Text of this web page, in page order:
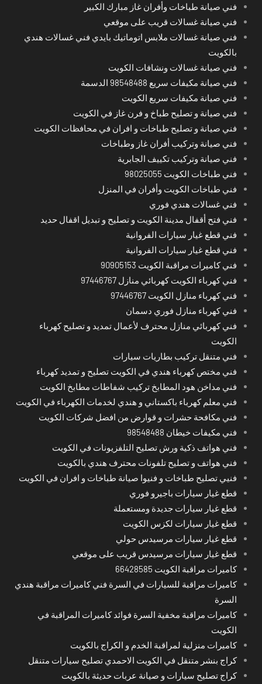
فني صيانة طباخات وأفران غاز مبارك الكبير
فني صيانة غسالات قريب على موقعي
فني صيانة غسالات ملابس اتوماتيك بايدي فني غسالات هندي
بالكويت
فني صيانة غسالات ونشافات الكويت
فني صيانة مكيفات سريع 98548488 الدسمة
فني صيانة مكيفات سريع الكويت
فني صيانة و تصليح طباخ و فرن غاز في الكويت
فني صيانة و تصليح طباخات و افران في محافظات الكويت
فني صيانة وتركيب أفران غاز وطباخات
فني صيانة وتركيب تكييف الجابرية
فني طباخات الكويت 98025055
فني طباخات الكويت وأفران في المنزل
فني غسالات هندي فوري
فني فتح أقفال مدينة الكويت و تصليح و تبديل اقفال حديد
فني قطع غيار سيارات الفروانية
فني قطع غيار سيارات الفروانية
فني كاميرات مراقبة الكويت 90905153
فني كهرباء الكويت كهربائي منازل 97446767
فني كهرباء منازل الكويت 97446767
فني كهرباء منازل فوري دسمان
فني كهربائي منازل محترف لأعمال تمديد و تصليح كهرباء
الكويت
فني متنقل تركيب بطاريات سيارات
فني مختص كهرباء هندي في الكويت تصليح و تمديد كهرباء
فني مداخن هود المطابخ تركيب شفاطات مطابخ الكويت
فني معلم كهرباء باكستاني و هندي لخدمات الكهرباء في الكويت
فني مكافحة حشرات و قوارض من افضل شركات الكويت
فني مكيفات خيطان 98548488
فني هواتف ذكية ورش تصليح التلفزيونات في الكويت
فني هواتف و تصليح تلفونات محترف هندي بالكويت
فنيي تصليح طباخات و فنيوا صيانة طباخات و افران في الكويت
قطع غيار سيارات باجيرو فوري
قطع غيار سيارات جديدة ومستعملة
قطع غيار سيارات لكزس الكويت
قطع غيار سيارات مرسيدس حولي
قطع غيار سيارات مرسيدس قريب على موقعي
كاميرات مراقبة الكويت 66428585
كاميرات مراقبة للسيارات في السرة فني كاميرات مراقبة هندي
السرة
كاميرات مراقبة مخفية السرة فوائد كاميرات المراقبة في
الكويت
كاميرات منزلية لمراقبة الخدم و الكراج بالكويت
كراج بنشر متنقل في الكويت الاحمدي تصليح سيارات متنقل
كراج تصليح سيارات و صيانة عربات حديثة بالكويت